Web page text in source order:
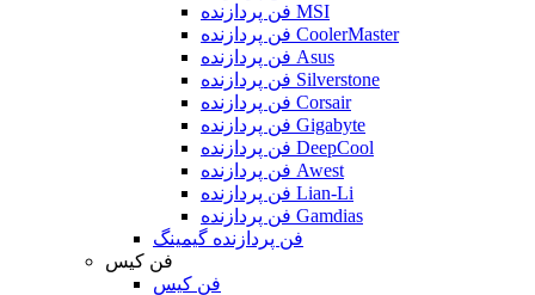
فن پردازنده MSI
فن پردازنده CoolerMaster
فن پردازنده Asus
فن پردازنده Silverstone
فن پردازنده Corsair
فن پردازنده Gigabyte
فن پردازنده DeepCool
فن پردازنده Awest
فن پردازنده Lian-Li
فن پردازنده Gamdias
فن پردازنده گیمینگ
فن کیس
فن کیس